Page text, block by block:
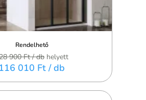
Rendelhető
900 Ft/ db helyett
116 010 Ft / db